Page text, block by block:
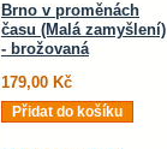
Brno v proměnách
času (Malá zamyšlení)
- brožovaná
179,00 Kč
Přidat do košíku